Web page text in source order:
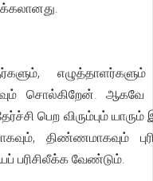
சொல்கிறேன்.
பெற விரும்பும்
திண்ணமாகவும்
பரிசிலீக்க வேண்டும்.